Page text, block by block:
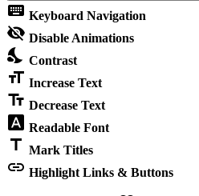
keyboard Keyboard Navigation
visibility_off Disable Animations
nights_stay Contrast
format_size Increase Text
text_fields Decrease Text
font_download Readable Font
title Mark Titles
link Highlight Links & Buttons